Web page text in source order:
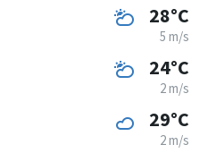
28°C
5 m/s
24°C
2 m/s
29°C
2 m/s